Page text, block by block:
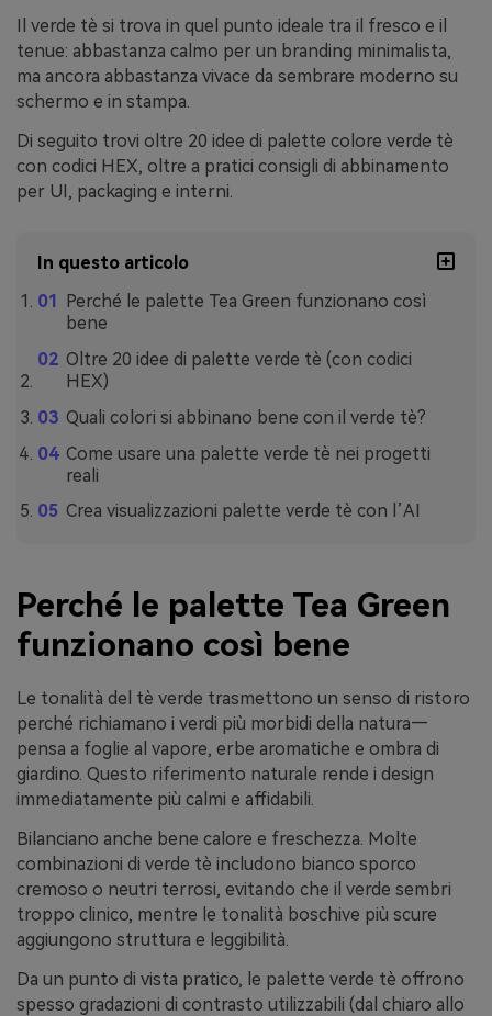
Il verde tè si trova in quel punto ideale tra il fresco e il
tenue: abbastanza calmo per un branding minimalista,
ma ancora abbastanza vivace da sembrare moderno su
schermo e in stampa.
Di seguito trovi oltre 20 idee di palette colore verde tè
con codici HEX, oltre a pratici consigli di abbinamento
per UI, packaging e interni.
In questo articolo
Perché le palette Tea Green funzionano così
bene
Oltre 20 idee di palette verde tè (con codici
HEX)
Quali colori si abbinano bene con il verde tè?
Come usare una palette verde tè nei progetti
reali
Crea visualizzazioni palette verde tè con l’AI
Perché le palette Tea Green
funzionano così bene
Le tonalità del tè verde trasmettono un senso di ristoro
perché richiamano i verdi più morbidi della natura—
pensa a foglie al vapore, erbe aromatiche e ombra di
giardino. Questo riferimento naturale rende i design
immediatamente più calmi e affidabili.
Bilanciano anche bene calore e freschezza. Molte
combinazioni di verde tè includono bianco sporco
cremoso o neutri terrosi, evitando che il verde sembri
troppo clinico, mentre le tonalità boschive più scure
aggiungono struttura e leggibilità.
Da un punto di vista pratico, le palette verde tè offrono
spesso gradazioni di contrasto utilizzabili (dal chiaro allo